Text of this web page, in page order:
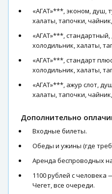
«АГАТ»***, эконом, душ,
халаты, тапочки,
«АГАТ»***, стандартный,
холодильник, халаты,
«АГАТ»***, стандарт
холодильник, халаты,
«АГАТ»***, ажур слот,
халаты, тапочки,
Дополнительно
Входные билеты.
Обеды и ужины (где
Аренда беспроводных
1100 рублей с человека
Чегет, все очереди.